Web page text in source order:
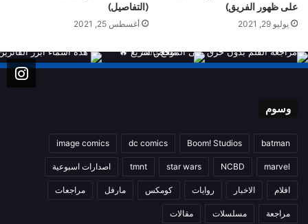
على ظهور الفريق)
يوليو 29, 2021
(التفاصيل)
أغسطس 25, 2021
وسوم
batman
Boom! Studios
dc comics
image comics
marvel
NCBD
star wars
tmnt اصدارات اسبوعية
افلام الاخبار روايات كومكس مارفل مراجعات
مراجعة مسلسلات مقالات